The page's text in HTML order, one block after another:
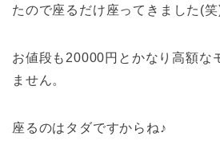
たので座るだけ座ってきました(笑)
お値段も20000円とかなり高額な
ません。
座るのはタダですからね♪